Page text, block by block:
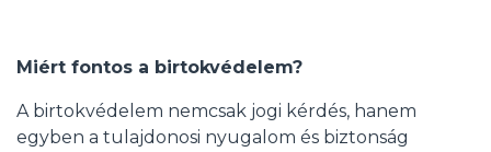
Miért fontos a birtokvédelem?
A birtokvédelem nemcsak jogi kérdés, hanem
egyben a tulajdonosi nyugalom és biztonság